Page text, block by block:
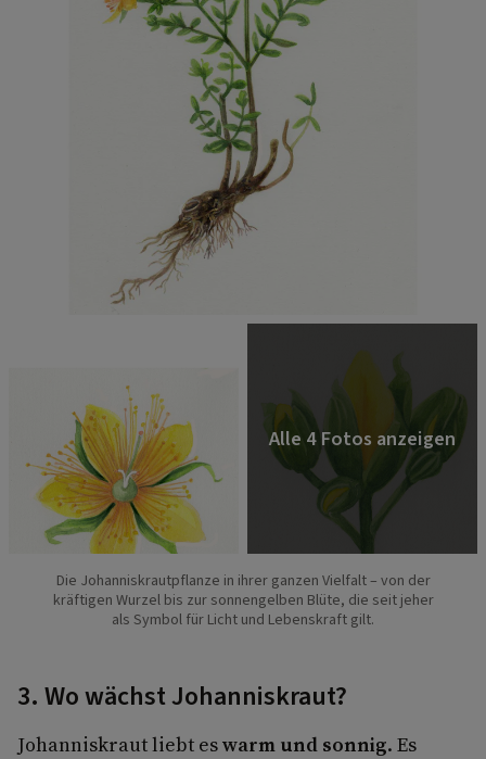
Die Johanniskrautpflanze in ihrer ganzen Vielfalt – von der
kräftigen Wurzel bis zur sonnengelben Blüte, die seit jeher
als Symbol für Licht und Lebenskraft gilt.
3. Wo wächst Johanniskraut?
Johanniskraut liebt eswarm und sonnig. Es